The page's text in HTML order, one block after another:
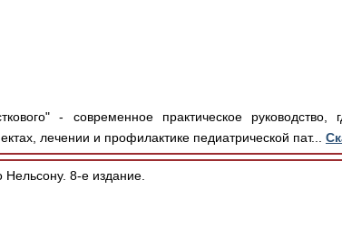
- современное практическое
лечении и профилактике педиатрической пат...
8-е издание.